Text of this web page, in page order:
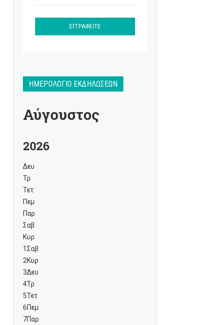
ΗΜΕΡΟΛΌΓΙΟ ΕΚΔΗΛΏΣΕΩΝ
Αύγουστος
2026
Δευ
Τρ
Τετ
Πεμ
Παρ
Σαβ
Κυρ
1Σαβ
2Κυρ
3Δευ
4Τρ
5Τετ
6Πεμ
7Παρ